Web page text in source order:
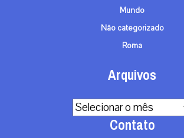
Mundo
Não categorizado
Roma
Arquivos
Arquivos
Contato